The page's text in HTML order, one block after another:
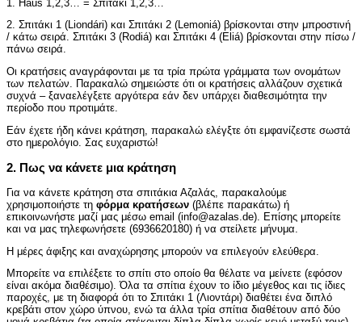
1. Haus 1,2,3… = Σπιτάκι 1,2,3…
2. Σπιτάκι 1 (Liondári) και Σπιτάκι 2 (Lemoniá) βρίσκονται στην μπροστινή
/ κάτω σειρά. Σπιτάκι 3 (Rodiá) και Σπιτάκι 4 (Eliá) βρίσκονται στην πίσω /
πάνω σειρά.
Οι κρατήσεις αναγράφονται με τα τρία πρώτα γράμματα των ονομάτων
των πελατών. Παρακαλώ σημειώστε ότι οι κρατήσεις αλλάζουν σχετικά
συχνά – ξαναελέγξετε αργότερα εάν δεν υπάρχει διαθεσιμότητα την
περίοδο που προτιμάτε.
Εάν έχετε ήδη κάνει κράτηση, παρακαλώ ελέγξτε ότι εμφανίζεστε σωστά
στο ημερολόγιο. Σας ευχαριστώ!
2. Πως να κάνετε μια κράτηση
Για να κάνετε κράτηση στα σπιτάκια Αζαλάς, παρακαλούμε
χρησιμοποιήστε τη φόρμα κρατήσεων (βλέπε παρακάτω) ή
επικοινωνήστε μαζί μας μέσω email (info@azalas.de). Επίσης μπορείτε
και να μας τηλεφωνήσετε (6936620180) ή να στείλετε μήνυμα.
Η μέρες άφιξης και αναχώρησης μπορούν να επιλεγούν ελεύθερα.
Μπορείτε να επιλέξετε το σπίτι στο οποίο θα θέλατε να μείνετε (εφόσον
είναι ακόμα διαθέσιμο). Όλα τα σπίτια έχουν το ίδιο μέγεθος και τις ίδιες
παροχές, με τη διαφορά ότι το Σπιτάκι 1 (Λιοντάρι) διαθέτει ένα διπλό
κρεβάτι στον χώρο ύπνου, ενώ τα άλλα τρία σπίτια διαθέτουν από δύο